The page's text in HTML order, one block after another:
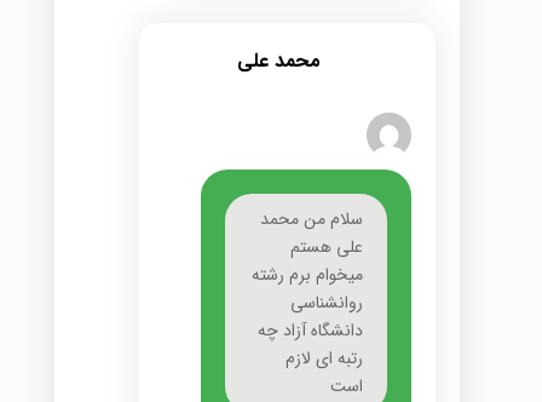
محمد علي
سلام من محمد
علی هستم
میخوام برم رشته
روانشناسی
دانشگاه آزاد چه
رتبه ای لازم
است